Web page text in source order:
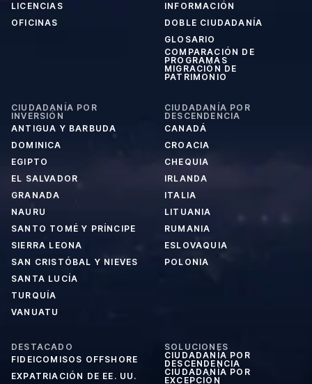
LICENCIAS
OFICINAS
INFORMACIÓN
DOBLE CIUDADANÍA
GLOSARIO
COMPARACIÓN DE
PROGRAMAS
MIGRACIÓN DE
PATRIMONIO
CIUDADANÍA POR
INVERSIÓN
ANTIGUA Y BARBUDA
DOMINICA
EGIPTO
EL SALVADOR
GRANADA
NAURU
SANTO TOMÉ Y PRÍNCIPE
SIERRA LEONA
SAN CRISTÓBAL Y NIEVES
SANTA LUCÍA
TURQUÍA
VANUATU
CIUDADANÍA POR
DESCENDENCIA
CANADÁ
CROACIA
CHEQUIA
IRLANDA
ITALIA
LITUANIA
RUMANIA
ESLOVAQUIA
POLONIA
DESTACADO
FIDEICOMISOS OFFSHORE
EXPATRIACIÓN DE EE. UU.
SOLUCIONES
CIUDADANÍA POR
DESCENDENCIA
CIUDADANÍA POR
EXCEPCIÓN